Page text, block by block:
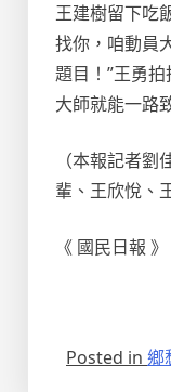
王建樹留下吃
找你，咱動員
題目！”王勇
大師就能一路
（本報記者
輩、王欣悅、
《 國民日報
Posted in 鄉